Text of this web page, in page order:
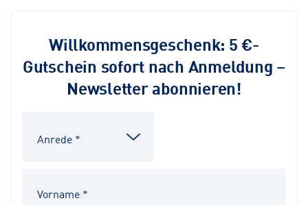
Willkommensgeschenk: 5 €-
Gutschein sofort nach Anmeldung –
Newsletter abonnieren!